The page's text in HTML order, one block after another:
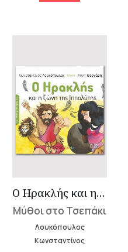
Ο Ηρακλής και η ζώνη της Ιππολύτης
Μύθοι στο Τσεπάκι
Λουκόπουλος
Κωνσταντίνος